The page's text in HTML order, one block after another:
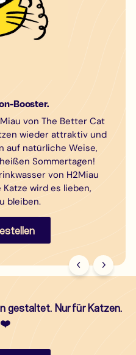
gestaltet. Nur für Katzen.